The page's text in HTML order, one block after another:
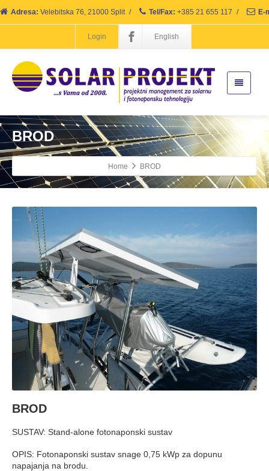
Adresa: Velebitska 76, 21000 Split / Tel/Fax: +385 21 655 117 / E-
Login English
BROD
Home BROD
BROD
SUSTAV: Stand-alone fotonaponski sustav
OPIS: Fotonaponski sustav snage 0,75 kWp za dopunu
napajanja na brodu.